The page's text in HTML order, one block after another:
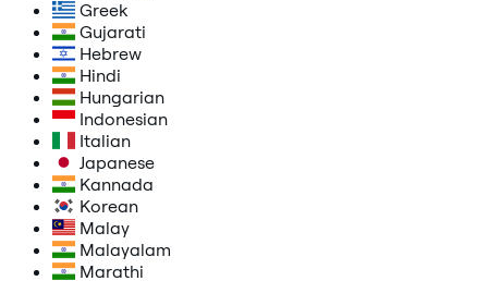
Greek
Gujarati
Hebrew
Hindi
Hungarian
Indonesian
Italian
Japanese
Kannada
Korean
Malay
Malayalam
Marathi